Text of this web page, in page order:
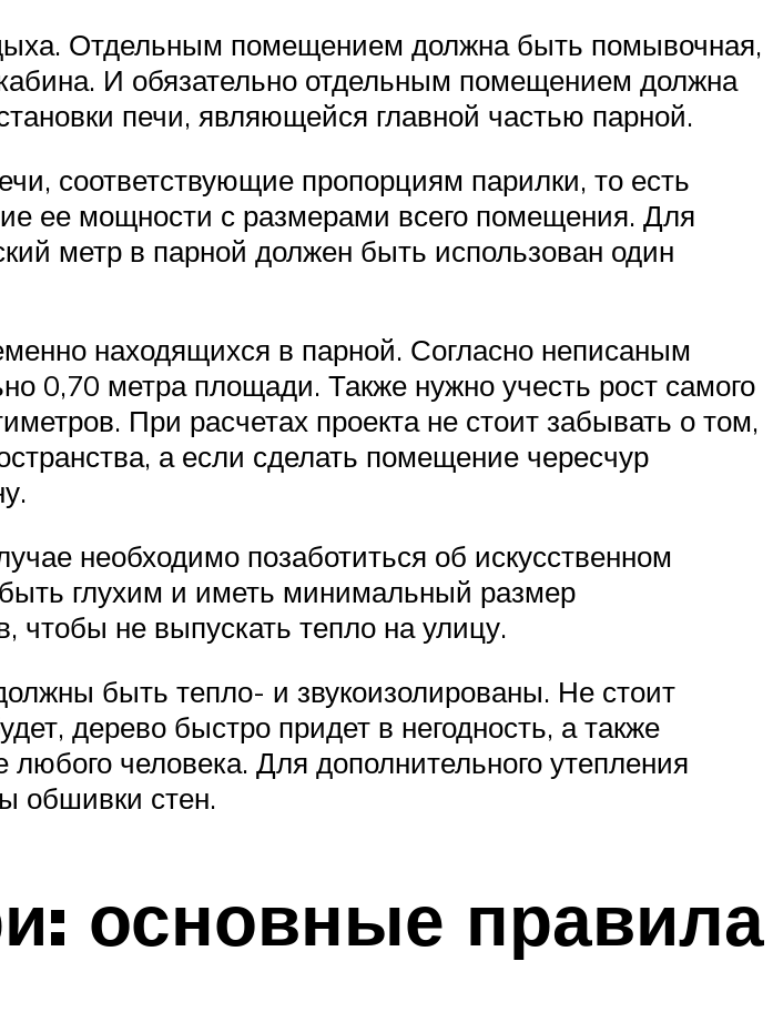
Отдельным помещением должна быть помывочная,
И обязательно отдельным помещением должна
печи, являющейся главной частью парной.
соответствующие пропорциям парилки, то есть
ее мощности с размерами всего помещения. Для
метр в парной должен быть использован один
находящихся в парной. Согласно неписаным
0,70 метра площади. Также нужно учесть рост самого
При расчетах проекта не стоит забывать о том,
а если сделать помещение чересчур
необходимо позаботиться об искусственном
глухим и иметь минимальный размер
чтобы не выпускать тепло на улицу.
быть тепло- и звукоизолированы. Не стоит
дерево быстро придет в негодность, а также
любого человека. Для дополнительного утепления
обшивки стен.
основные правила